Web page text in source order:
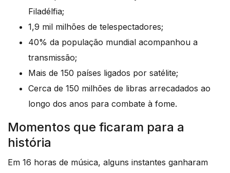
Filadélfia;
1,9 mil milhões de telespectadores;
40% da população mundial acompanhou a
transmissão;
Mais de 150 países ligados por satélite;
Cerca de 150 milhões de libras arrecadados ao
longo dos anos para combate à fome.
Momentos que ficaram para a
história
Em 16 horas de música, alguns instantes ganharam